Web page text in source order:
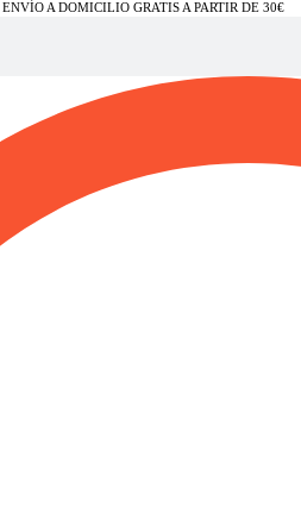
ENVÍO A DOMICILIO GRATIS A PARTIR DE 30€